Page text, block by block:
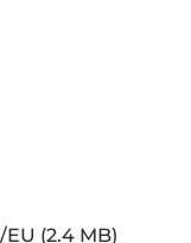
EU (2.4 MB)